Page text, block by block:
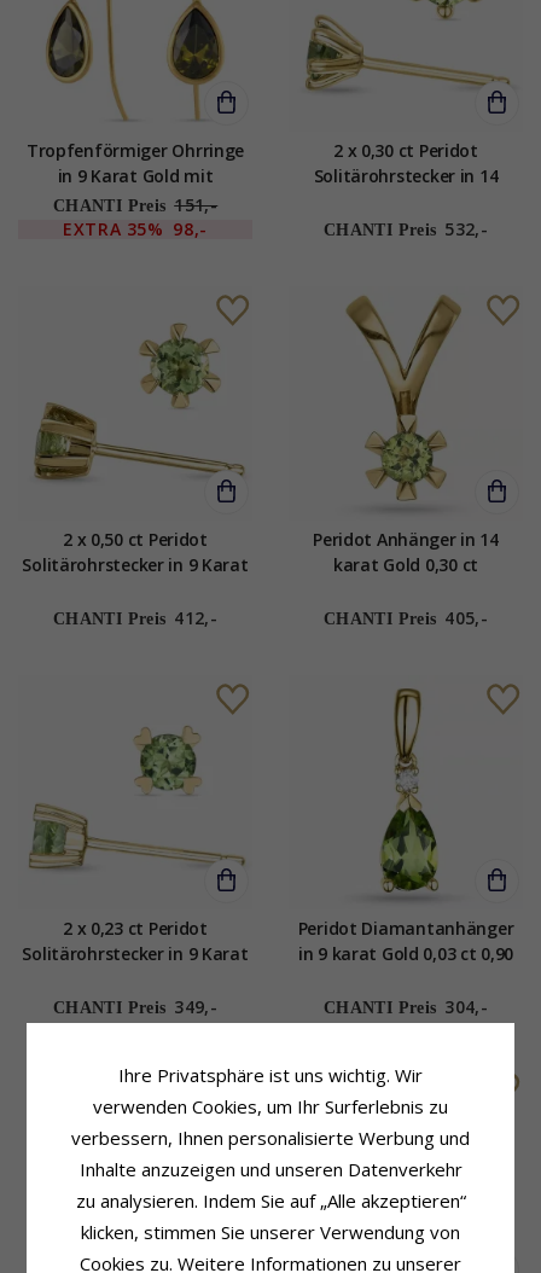
Tropfenförmiger Ohrringe
in 9 Karat Gold mit
synthetisch Peridot
CHANTI Preis 151,-
EXTRA 35% 98,-
2 x 0,30 ct Peridot
Solitärohrstecker in 14
CHANTI Preis 532,-
2 x 0,50 ct Peridot
Solitärohrstecker in 9 Karat
CHANTI Preis 412,-
Peridot Anhänger in 14
karat Gold 0,30 ct
CHANTI Preis 405,-
2 x 0,23 ct Peridot
Solitärohrstecker in 9 Karat
CHANTI Preis 349,-
Peridot Diamantanhänger
in 9 karat Gold 0,03 ct 0,90
CHANTI Preis 304,-
Ihre Privatsphäre ist uns wichtig. Wir
verwenden Cookies, um Ihr Surferlebnis zu
verbessern, Ihnen personalisierte Werbung und
Inhalte anzuzeigen und unseren Datenverkehr
zu analysieren. Indem Sie auf „Alle akzeptieren“
klicken, stimmen Sie unserer Verwendung von
Cookies zu. Weitere Informationen zu unserer